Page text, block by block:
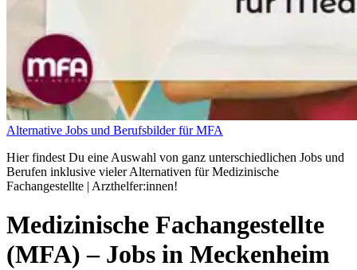
Alternative Jobs und Berufsbilder für MFA
Hier findest Du eine Auswahl von ganz unterschiedlichen Jobs und
Berufen inklusive vieler Alternativen für Medizinische
Fachangestellte | Arzthelfer:innen!
Medizinische Fachangestellte
(MFA) – Jobs in Meckenheim